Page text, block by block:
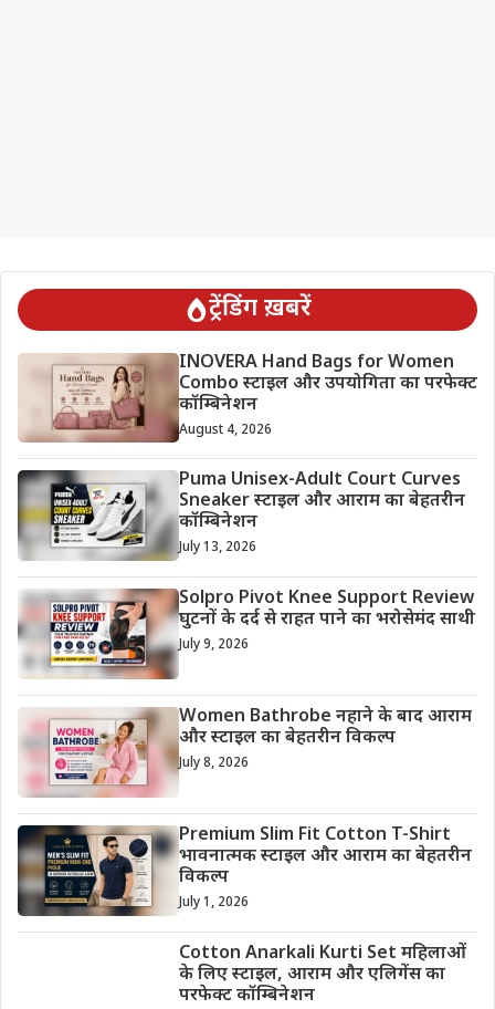
ट्रेंडिंग ख़बरें
INOVERA Hand Bags for Women
Combo स्टाइल और उपयोगिता का परफेक्ट
कॉम्बिनेशन
August 4, 2026
Puma Unisex-Adult Court Curves
Sneaker स्टाइल और आराम का बेहतरीन
कॉम्बिनेशन
July 13, 2026
Solpro Pivot Knee Support Review
घुटनों के दर्द से राहत पाने का भरोसेमंद साथी
July 9, 2026
Women Bathrobe नहाने के बाद आराम
और स्टाइल का बेहतरीन विकल्प
July 8, 2026
Premium Slim Fit Cotton T-Shirt
भावनात्मक स्टाइल और आराम का बेहतरीन
विकल्प
July 1, 2026
Cotton Anarkali Kurti Set महिलाओं
के लिए स्टाइल, आराम और एलिगेंस का
परफेक्ट कॉम्बिनेशन